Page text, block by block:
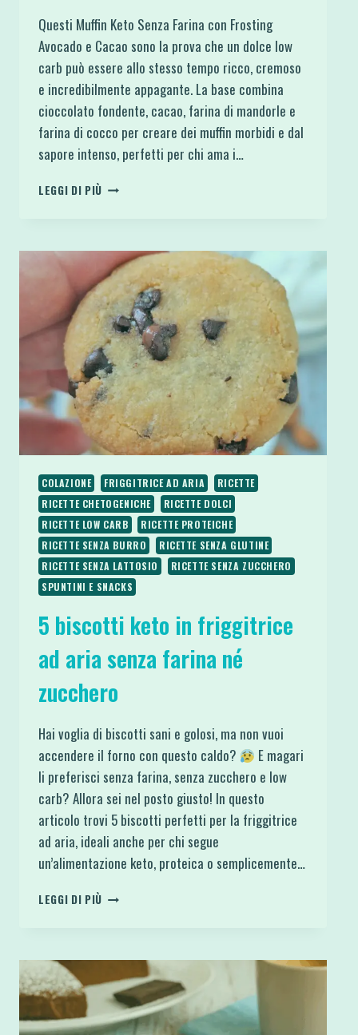
Questi Muffin Keto Senza Farina con Frosting
Avocado e Cacao sono la prova che un dolce low
carb può essere allo stesso tempo ricco, cremoso
e incredibilmente appagante. La base combina
cioccolato fondente, cacao, farina di mandorle e
farina di cocco per creare dei muffin morbidi e dal
sapore intenso, perfetti per chi ama i…
LEGGI DI PIÙ MUFFIN
CON
FROSTING
AVOCADO
E
CACAO
COLAZIONE FRIGGITRICE AD ARIA
RICETTE
RICETTE CHETOGENICHE
RICETTE DOLCI
RICETTE LOW CARB
RICETTE PROTEICHE
RICETTE SENZA BURRO
RICETTE SENZA GLUTINE
RICETTE SENZA LATTOSIO
RICETTE SENZA ZUCCHERO
SPUNTINI E SNACKS
5 biscotti keto in friggitrice
ad aria senza farina né
zucchero
Hai voglia di biscotti sani e golosi, ma non vuoi
accendere il forno con questo caldo?
E magari
li preferisci senza farina, senza zucchero e low
carb? Allora sei nel posto giusto! In questo
articolo trovi 5 biscotti perfetti per la friggitrice
ad aria, ideali anche per chi segue
un’alimentazione keto, proteica o semplicemente…
LEGGI DI PIÙ
FRIGGITRICE
AD
ARIA
SENZA
FARINA